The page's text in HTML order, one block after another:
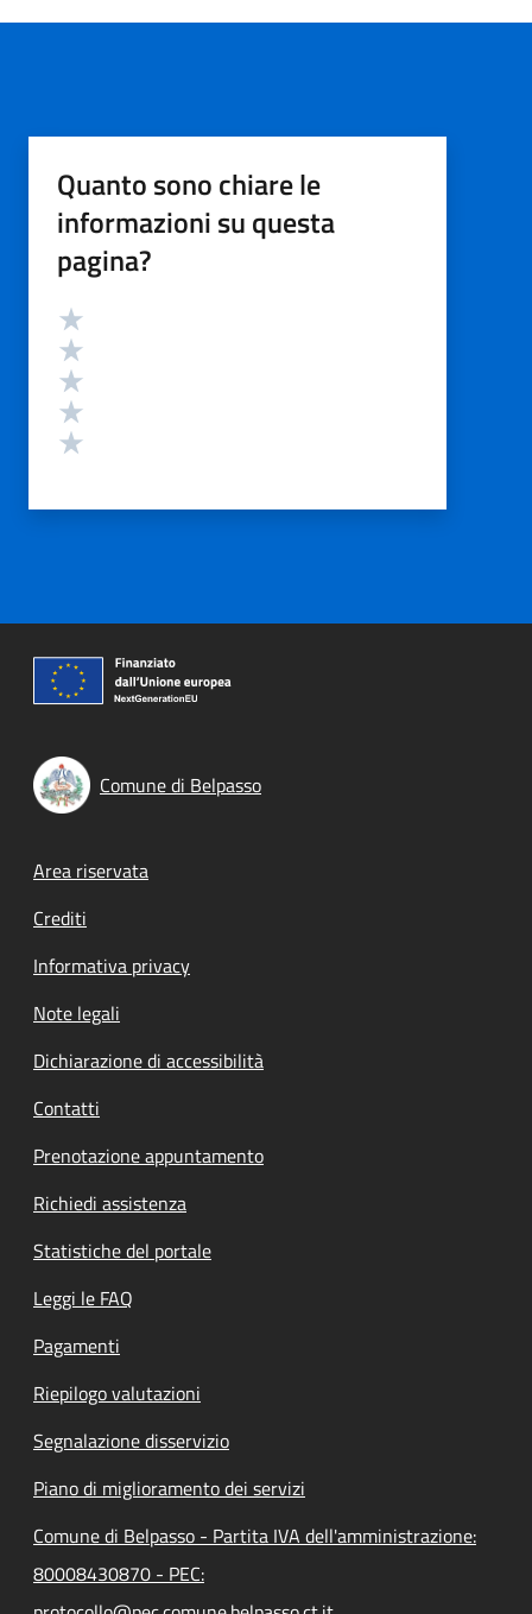
Quanto sono chiare le
informazioni su questa
pagina?
Valutazione
Comune di Belpasso
Footer menu
Area riservata
Crediti
Informativa privacy
Note legali
Dichiarazione di accessibilità
Contatti
Prenotazione appuntamento
Richiedi assistenza
Statistiche del portale
Leggi le FAQ
Pagamenti
Riepilogo valutazioni
Segnalazione disservizio
Piano di miglioramento dei servizi
Comune di Belpasso - Partita IVA dell'amministrazione:
80008430870 - PEC: